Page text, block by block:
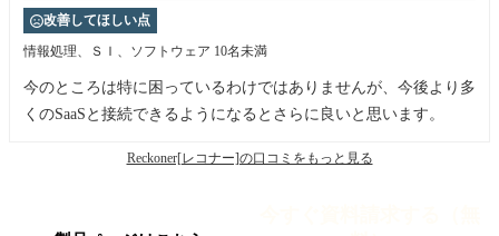
改善してほしい点
情報処理、ＳＩ、ソフトウェア 10名未満
今のところは特に困っているわけではありませんが、今後より多
くのSaaSと接続できるようになるとさらに良いと思います。
Reckoner[レコナー]の口コミをもっと見る